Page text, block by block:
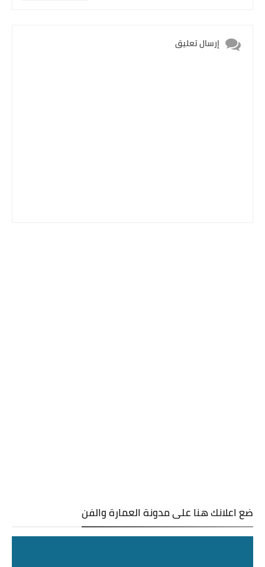
إرسال تعليق
ضع اعلانك هنا على مدونة العمارة والفن